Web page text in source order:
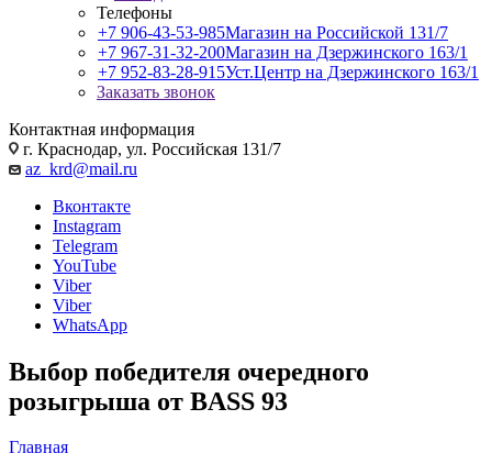
Телефоны
+7 906-43-53-985Магазин на Российской 131/7
+7 967-31-32-200Магазин на Дзержинского 163/1
+7 952-83-28-915Уст.Центр на Дзержинского 163/1
Заказать звонок
Контактная информация
г. Краснодар, ул. Российская 131/7
az_krd@mail.ru
Вконтакте
Instagram
Telegram
YouTube
Viber
Viber
WhatsApp
Выбор победителя очередного
розыгрыша от BASS 93
Главная